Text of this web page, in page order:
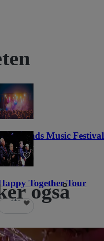
Lost Lands Music Festival
121
Together Tour
111 også